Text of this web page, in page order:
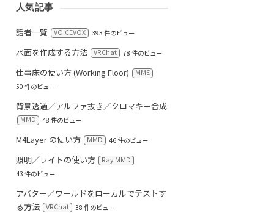
人気記事
話者一覧 VOICEVOX 393 件のビュー
水面を作成する方法 VRChat 78 件のビュー
仕事床の使い方 (Working Floor)
MME
50 件のビュー
背景透過／アルファ抜き／クロマキー合成
MMD 48 件のビュー
M4Layer の使い方 MMD 46 件のビュー
照明／ライトの使い方
Ray MMD
43 件のビュー
アバター／ワールドをローカルでテストす
る方法
VRChat 38 件のビュー